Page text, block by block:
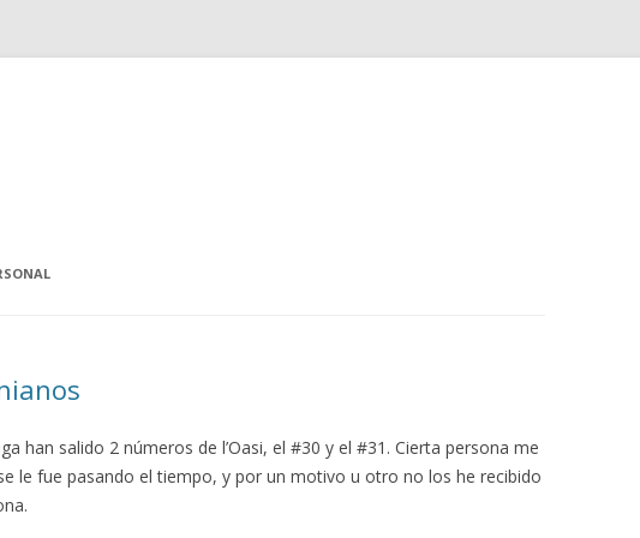
han salido 2 números de l’Oasi, el #30 y el #31. Cierta persona me
le fue pasando el tiempo, y por un motivo u otro no los he recibido